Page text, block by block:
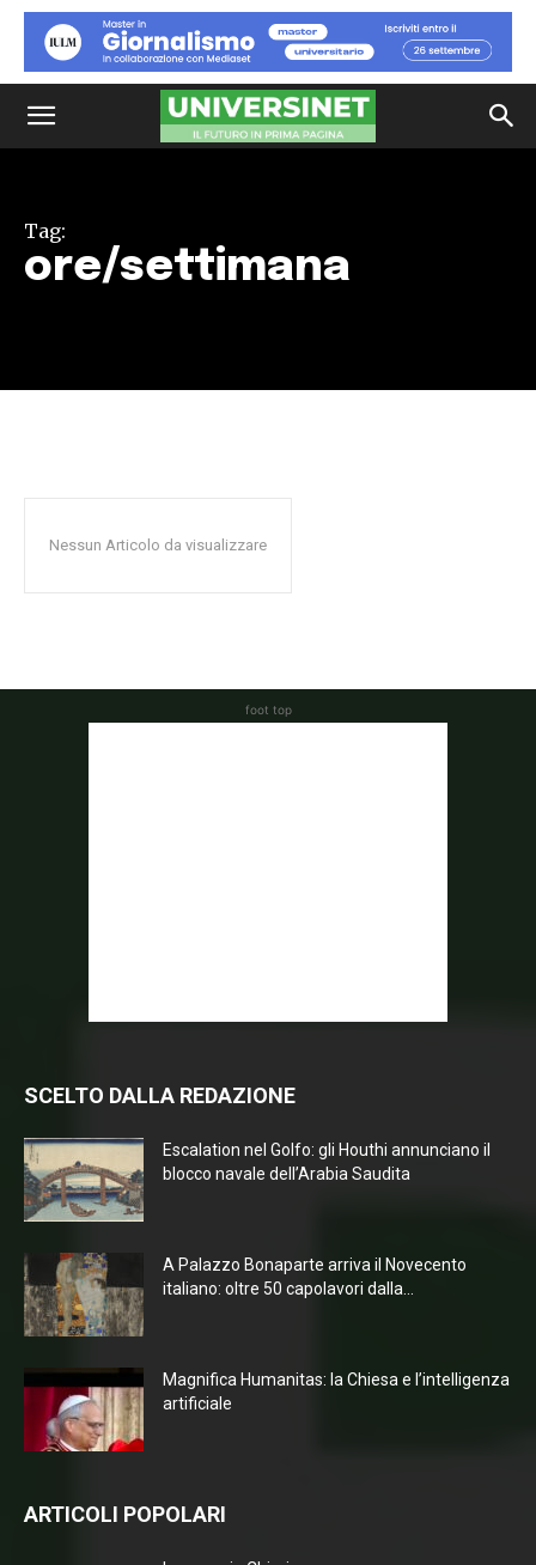
Tag:
ore/settimana
Nessun Articolo da visualizzare
foot top
SCELTO DALLA REDAZIONE
Escalation nel Golfo: gli Houthi annunciano il
blocco navale dell’Arabia Saudita
A Palazzo Bonaparte arriva il Novecento
italiano: oltre 50 capolavori dalla...
Magnifica Humanitas: la Chiesa e l’intelligenza
artificiale
ARTICOLI POPOLARI